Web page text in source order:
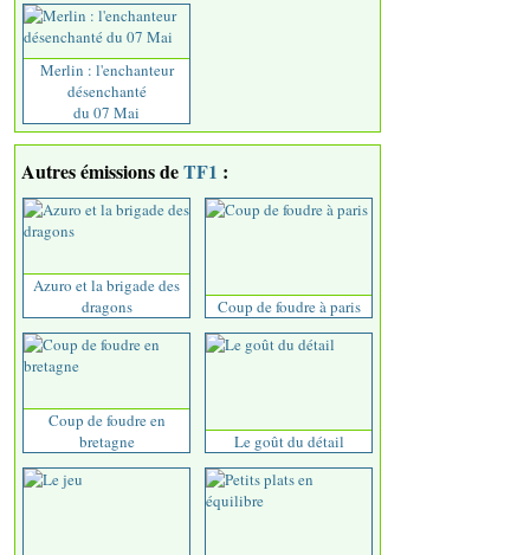
Merlin : l'enchanteur
désenchanté
du 07 Mai
Autres émissions deTF1 :
Azuro et la brigade des
dragons
Coup de foudre à paris
Coup de foudre en
bretagne
Le goût du détail